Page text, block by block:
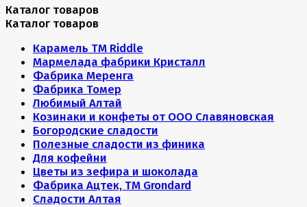
Каталог товаров
Каталог товаров
Карамель ТМ Riddle
Мармелада фабрики Кристалл
Фабрика Меренга
Фабрика Томер
Любимый Алтай
Козинаки и конфеты от ООО Славяновская
Богородские сладости
Полезные сладости из финика
Для кофейни
Цветы из зефира и шоколада
Фабрика Ацтек, ТМ Grondard
Сладости Алтая